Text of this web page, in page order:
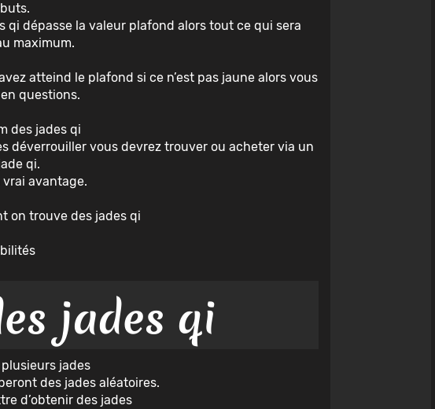
qi dépasse la valeur plafond alors tout ce qui sera
maximum.
atteind le plafond si ce n’est pas jaune alors vous
questions.
des jades qi
déverrouiller vous devrez trouver ou acheter via un
qi.
vrai avantage.
on trouve des jades qi
jades qi
jades
des jades aléatoires.
d’obtenir des jades